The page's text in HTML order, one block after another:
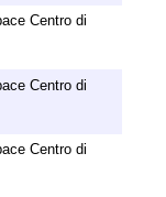
Centro di
Centro di
Centro di